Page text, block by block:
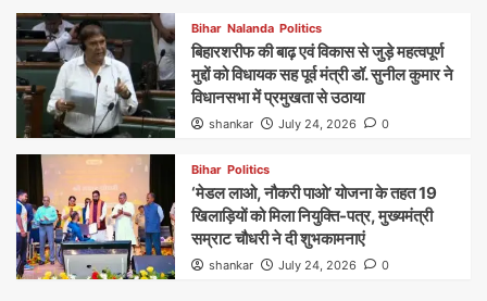
Bihar Nalanda Politics
बिहारशरीफ की बाढ़ एवं विकास से जुड़े महत्वपूर्ण
मुद्दों को विधायक सह पूर्व मंत्री डॉ. सुनील कुमार ने
विधानसभा में प्रमुखता से उठाया
shankar July 24, 2026 0
Bihar Politics
‘मेडल लाओ, नौकरी पाओ’ योजना के तहत 19
खिलाड़ियों को मिला नियुक्ति-पत्र, मुख्यमंत्री
सम्राट चौधरी ने दी शुभकामनाएं
shankar July 24, 2026 0